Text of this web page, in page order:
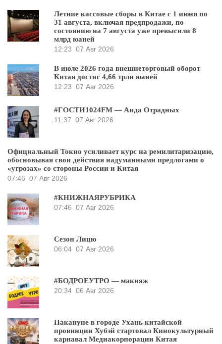
Летние кассовые сборы в Китае с 1 июня по
31 августа, включая предпродажи, по
состоянию на 7 августа уже превысили 8
млрд юаней
12:23 07 Авг 2026
В июле 2026 года внешнеторговый оборот
Китая достиг 4,66 трлн юаней
12:23 07 Авг 2026
#ГОСТИ1024FM — Аида Отрадных
11:37 07 Авг 2026
Официальный Токио усиливает курс на ремилитаризацию,
обосновывая свои действия надуманными предлогами о
«угрозах» со стороны России и Китая
07:46 07 Авг 2026
#КНИЖНАЯРУБРИКА
07:46 07 Авг 2026
Сезон Лицю
06:04 07 Авг 2026
#БОДРОЕУТРО — макияж
20:34 06 Авг 2026
Накануне в городе Ухань китайской
провинции Хубэй стартовал Кинокультурный
карнавал Медиакорпорации Китая